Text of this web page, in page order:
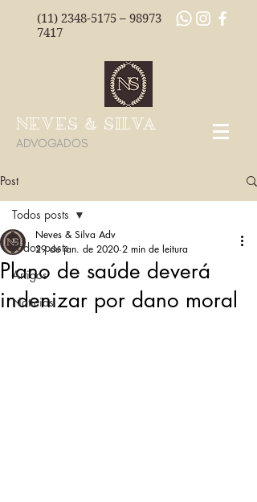
(11) 2348-5175 – 98973
7417
NEVES & SILVA
ADVOGADOS
Post
Todos posts
Artigos
Notícias
Todos posts
Plano de saúde deverá
indenizar por dano moral
Neves & Silva Adv
29 de jan. de 2020 2 min de leitura